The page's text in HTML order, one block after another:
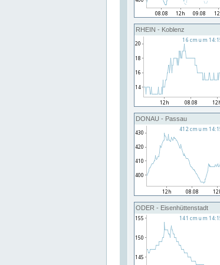
RHEIN - Koblenz
DONAU - Passau
ODER - Eisenhüttenstadt